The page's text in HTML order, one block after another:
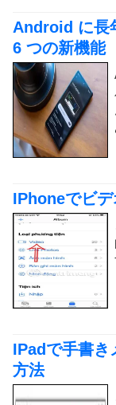
Android に長
6 つの新機能
IPhoneでビ
IPadで手書き
方法